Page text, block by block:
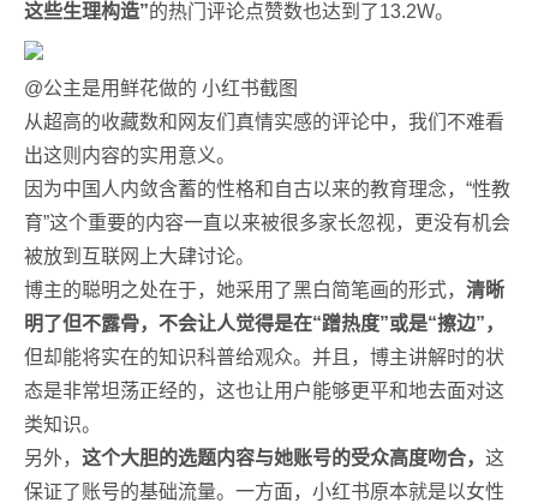
这些生理构造”的热门评论点赞数也达到了13.2W。
@公主是用鲜花做的 小红书截图
从超高的收藏数和网友们真情实感的评论中，我们不难看
出这则内容的实用意义。
因为中国人内敛含蓄的性格和自古以来的教育理念，“性教
育”这个重要的内容一直以来被很多家长忽视，更没有机会
被放到互联网上大肆讨论。
博主的聪明之处在于，她采用了黑白简笔画的形式， 清晰
明了但不露骨，不会让人觉得是在“蹭热度”或是“擦边”，
但却能将实在的知识科普给观众。并且，博主讲解时的状
态是非常坦荡正经的，这也让用户能够更平和地去面对这
类知识。
另外， 这个大胆的选题内容与她账号的受众高度吻合， 这
保证了账号的基础流量。一方面，小红书原本就是以女性